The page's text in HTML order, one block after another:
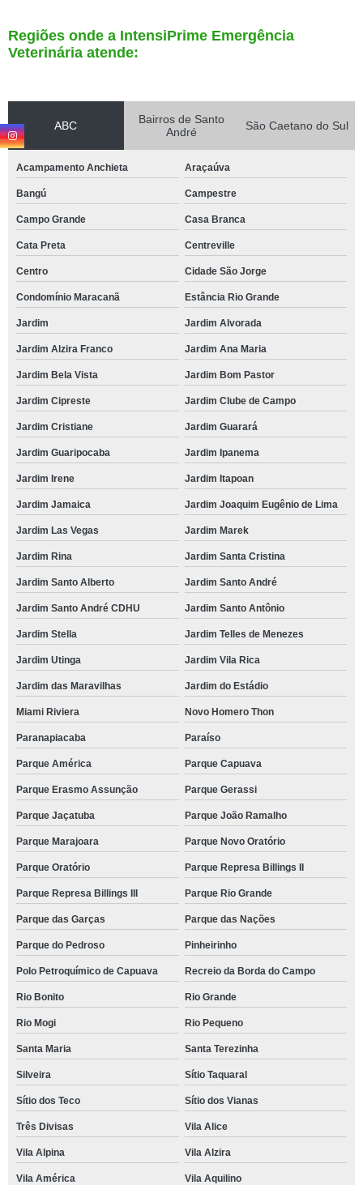
Regiões onde a IntensiPrime Emergência
Veterinária atende:
ABC
Bairros de Santo
André
São Caetano do Sul
Acampamento Anchieta Araçaúva
Bangú Campestre
Campo Grande Casa Branca
Cata Preta Centreville
Centro Cidade São Jorge
Condomínio Maracanã Estância Rio Grande
Jardim Jardim Alvorada
Jardim Alzira Franco Jardim Ana Maria
Jardim Bela Vista Jardim Bom Pastor
Jardim Cipreste Jardim Clube de Campo
Jardim Cristiane Jardim Guarará
Jardim Guaripocaba Jardim Ipanema
Jardim Irene Jardim Itapoan
Jardim Jamaica Jardim Joaquim Eugênio de Lima
Jardim Las Vegas Jardim Marek
Jardim Rina Jardim Santa Cristina
Jardim Santo Alberto Jardim Santo André
Jardim Santo André CDHU Jardim Santo Antônio
Jardim Stella Jardim Telles de Menezes
Jardim Utinga Jardim Vila Rica
Jardim das Maravilhas Jardim do Estádio
Miami Riviera Novo Homero Thon
Paranapiacaba Paraíso
Parque América Parque Capuava
Parque Erasmo Assunção Parque Gerassi
Parque Jaçatuba Parque João Ramalho
Parque Marajoara Parque Novo Oratório
Parque Oratório Parque Represa Billings II
Parque Represa Billings III Parque Rio Grande
Parque das Garças Parque das Nações
Parque do Pedroso Pinheirinho
Polo Petroquímico de Capuava Recreio da Borda do Campo
Rio Bonito Rio Grande
Rio Mogi Rio Pequeno
Santa Maria Santa Terezinha
Silveira Sítio Taquaral
Sítio dos Teco Sítio dos Vianas
Três Divisas Vila Alice
Vila Alpina Vila Alzira
Vila América Vila Aquilino